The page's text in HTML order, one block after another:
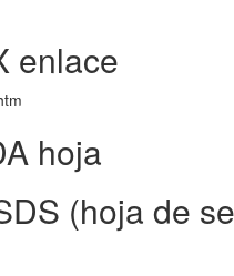
enlace
hoja
(hoja de